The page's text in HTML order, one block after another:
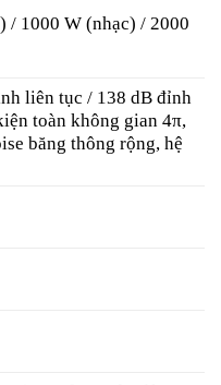
/ 1000 W (nhạc) / 2000
liên tục / 138 dB đỉnh
toàn không gian 4π,
băng thông rộng, hệ